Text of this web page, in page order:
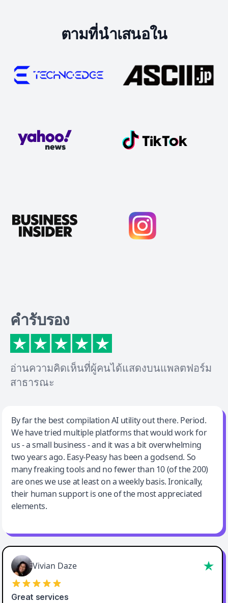
ตามที่นำเสนอใน
คำรับรอง
อ่านความคิดเห็นที่ผู้คนได้แสดงบนแพลตฟอร์ม
สาธารณะ
Jeff Wilson
By far the best compilation AI utility
By far the best compilation AI utility out there. Period.
We have tried multiple platforms that would work for
us - a small business - and it was a bit overwhelming
two years ago. Easy-Peasy has been a godsend. So
many freaking tools and no fewer than 10 (of the 200)
are ones we use at least on a weekly basis. Ironically,
their human support is one of the most appreciated
elements.
Vivian Daze
Great services